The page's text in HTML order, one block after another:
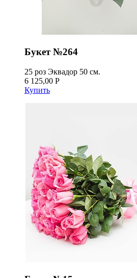
Букет №264
25 роз Эквадор 50 см.
6 125,00 Р
Купить